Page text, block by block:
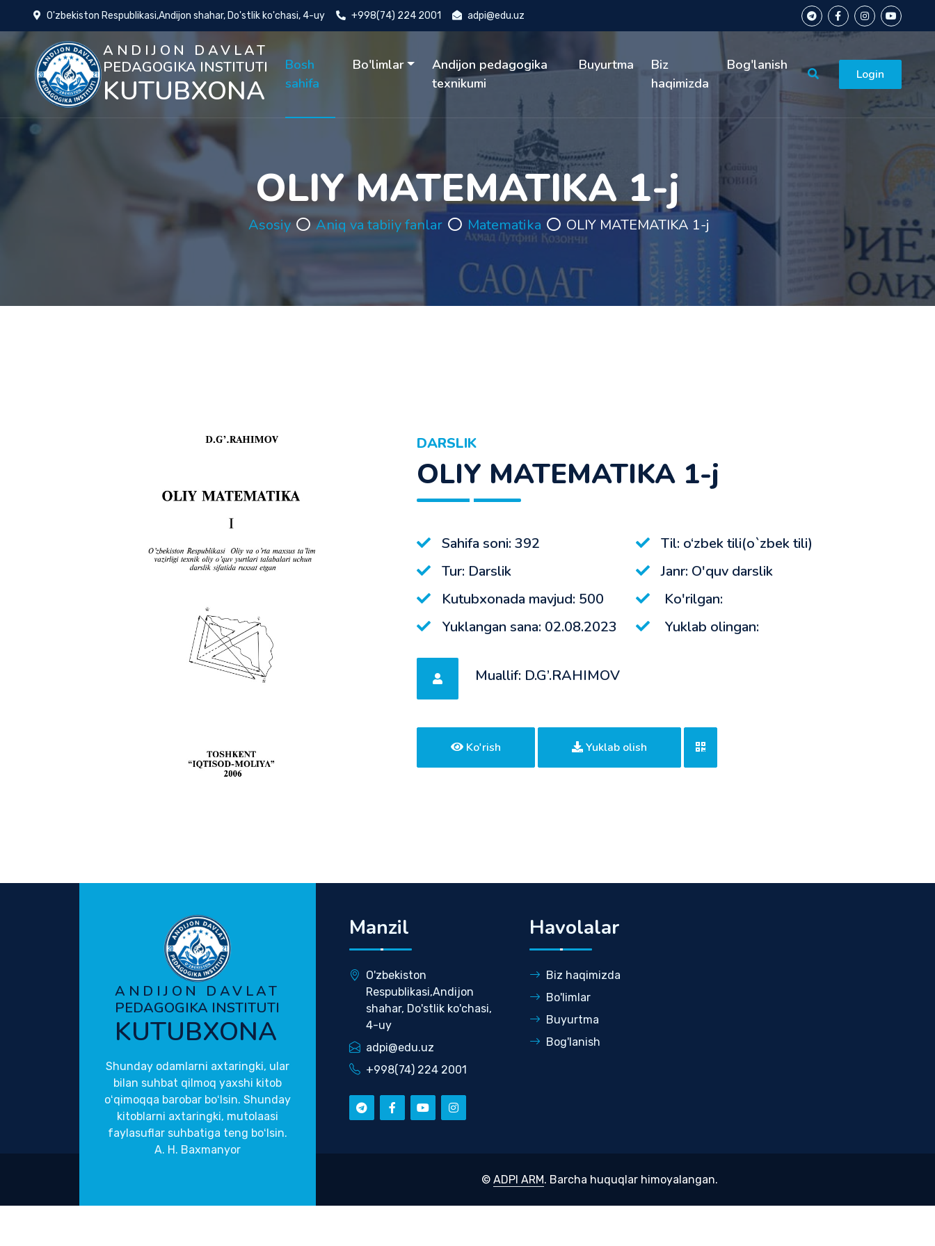
O'zbekiston Respublikasi,Andijon shahar, Do'stlik ko'chasi, 4-uy +998(74) 224 2001 adpi@edu.uz
ANDIJON DAVLAT
PEDAGOGIKA INSTITUTI
KUTUBXONA
Bosh
sahifa
Bo'limlar
Andijon pedagogika
texnikumi
Buyurtma
Biz
haqimizda
Bog'lanish
Login
OLIY MATEMATIKA 1-j
Asosiy Aniq va tabiiy fanlar Matematika OLIY MATEMATIKA 1-j
DARSLIK
OLIY MATEMATIKA 1-j
Sahifa soni: 392
Tur: Darslik
Kutubxonada mavjud: 500
Yuklangan sana: 02.08.2023
Til: o‘zbek tili(o`zbek tili)
Janr: O'quv darslik
Ko'rilgan:
Yuklab olingan:
Muallif: D.G’.RAHIMOV
Ko'rish Yuklab olish
ANDIJON DAVLAT
PEDAGOGIKA INSTITUTI
KUTUBXONA
Shunday odamlarni axtaringki, ular
bilan suhbat qilmoq yaxshi kitob
oʻqimoqqa barobar boʻlsin. Shunday
kitoblarni axtaringki, mutolaasi
faylasuflar suhbatiga teng boʻlsin.
A. H. Baxmanyor
Manzil
O'zbekiston
Respublikasi,Andijon
shahar, Do'stlik ko'chasi,
4-uy
adpi@edu.uz
+998(74) 224 2001
Havolalar
Biz haqimizda
Bo'limlar
Buyurtma
Bog'lanish
© ADPI ARM. Barcha huquqlar himoyalangan.